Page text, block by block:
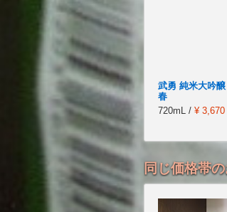
武勇 純米大吟
春
720mL / ¥ 3,670
同じ価格帯